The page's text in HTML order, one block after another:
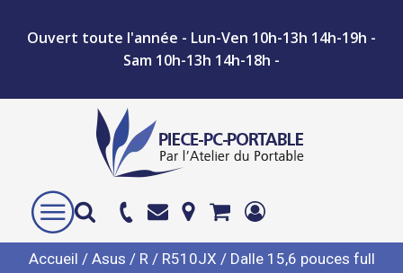
Ouvert toute l'année - Lun-Ven 10h-13h 14h-19h -
Sam 10h-13h 14h-18h -
Accueil / Asus / R/ R510JX / Dalle 15,6 pouces full